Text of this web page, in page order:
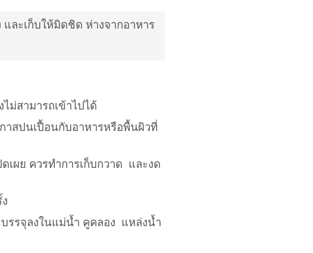
ละเก็บให้มิดชิด ห่างจากอาหาร
ม่สามารถเข้าไปได้
าสปนเปื้อนกับอาหารหรือพื้นผิวที่
เผย ควรทำการเก็บกวาด และงด
รรจุลงในแม่น้ำ คูคลอง แหล่งน้ำ